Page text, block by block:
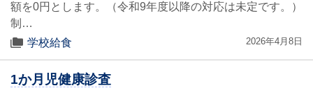
額を0円とします。（令和9年度以降の対応は未定です。）
制…
学校給食
2026年4月8日
1か月児健康診査